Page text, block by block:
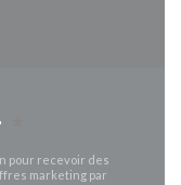
pour recevoir des
marketing par